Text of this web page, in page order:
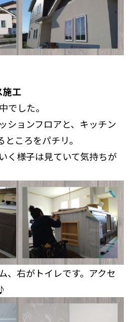
工
でした。
ションフロアと、キッチン
ころをパチリ。
く様子は見ていて気持ちが
、右がトイレです。アクセ